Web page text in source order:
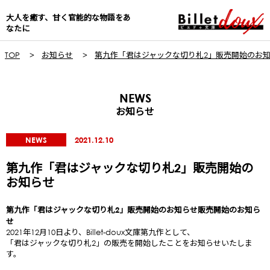
大人を癒す、甘く官能的な物語をあ
なたに
TOP お知らせ 第九作「君はジャックな切り札2」販売開始のお
NEWS
お知らせ
NEWS 2021.12.10
第九作「君はジャックな切り札2」販売開始の
お知らせ
第九作「君はジャックな切り札2」販売開始のお知らせ販売開始のお知ら
せ
2021年12月10日より、Billet-doux文庫第九作として、
「君はジャックな切り札2」の販売を開始したことをお知らせいたしま
す。